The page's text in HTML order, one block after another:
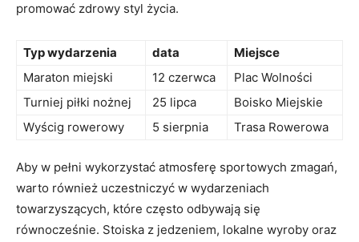
promować zdrowy styl życia.
Typ wydarzenia data
Miejsce
Maraton miejski
12 czerwca
Plac Wolności
Turniej piłki nożnej
25 lipca
Boisko Miejskie
Wyścig rowerowy
5 sierpnia Trasa Rowerowa
Aby w pełni wykorzystać atmosferę sportowych zmagań,
warto również uczestniczyć w wydarzeniach
towarzyszących, które często odbywają się
równocześnie. Stoiska z jedzeniem, lokalne wyroby oraz